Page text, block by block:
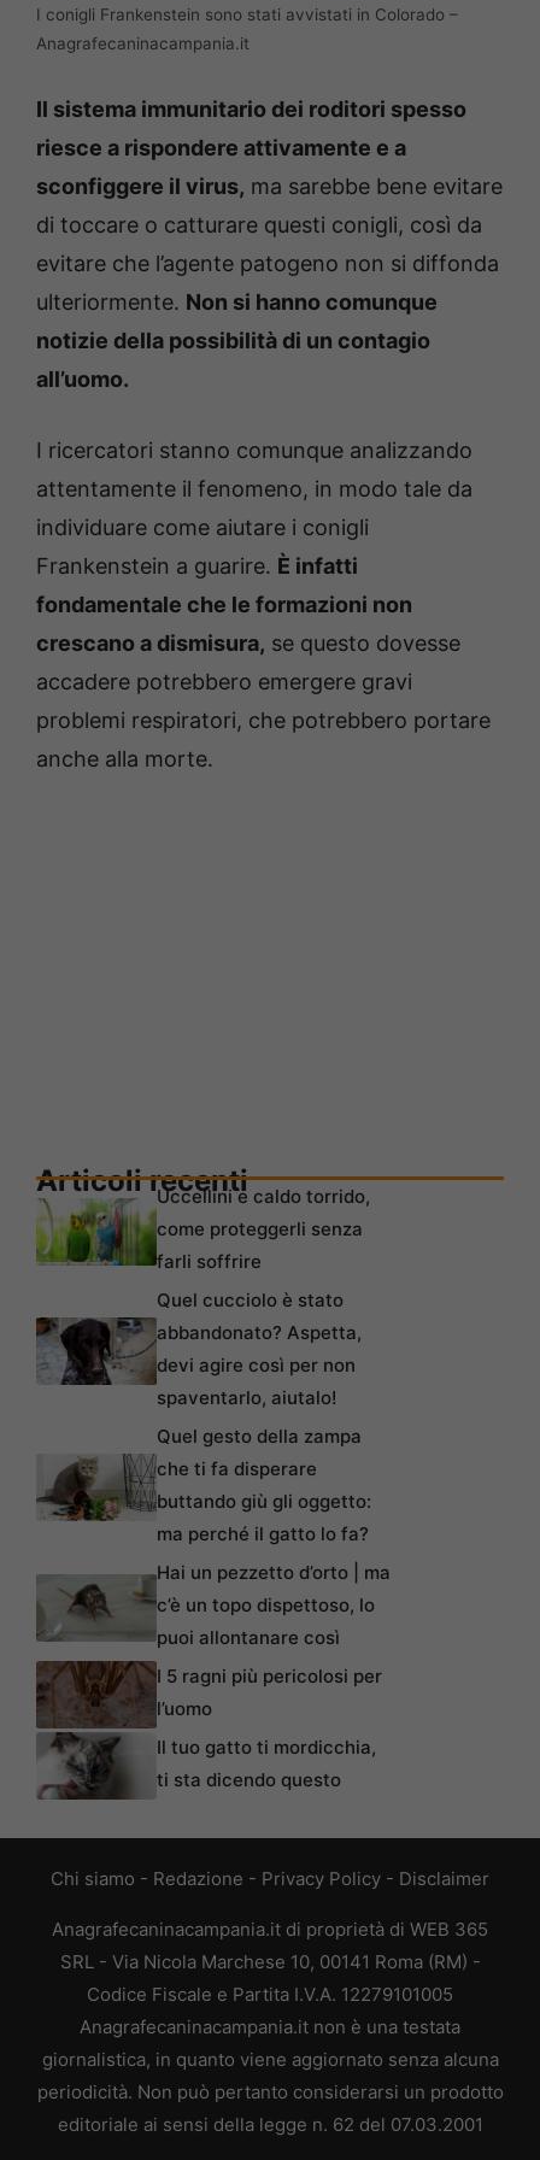
I conigli Frankenstein sono stati avvistati in Colorado –
Anagrafecaninacampania.it
Il sistema immunitario dei roditori spesso
riesce a rispondere attivamente e a
sconfiggere il virus, ma sarebbe bene evitare
di toccare o catturare questi conigli, così da
evitare che l’agente patogeno non si diffonda
ulteriormente. Non si hanno comunque
notizie della possibilità di un contagio
all’uomo.
I ricercatori stanno comunque analizzando
attentamente il fenomeno, in modo tale da
individuare come aiutare i conigli
Frankenstein a guarire. È infatti
fondamentale che le formazioni non
crescano a dismisura, se questo dovesse
accadere potrebbero emergere gravi
problemi respiratori, che potrebbero portare
anche alla morte.
Articoli recentiUccellini e caldo torrido,
come proteggerli senza
farli soffrire
Quel cucciolo è stato
abbandonato? Aspetta,
devi agire così per non
spaventarlo, aiutalo!
Quel gesto della zampa
che ti fa disperare
buttando giù gli oggetto:
ma perché il gatto lo fa?
Hai un pezzetto d’orto | ma
c’è un topo dispettoso, lo
puoi allontanare così
I 5 ragni più pericolosi per
l’uomo
Il tuo gatto ti mordicchia,
ti sta dicendo questo
Chi siamo - Redazione - Privacy Policy - Disclaimer
Anagrafecaninacampania.it di proprietà di WEB 365
SRL - Via Nicola Marchese 10, 00141 Roma (RM) -
Codice Fiscale e Partita I.V.A. 12279101005
Anagrafecaninacampania.it non è una testata
giornalistica, in quanto viene aggiornato senza alcuna
periodicità. Non può pertanto considerarsi un prodotto
editoriale ai sensi della legge n. 62 del 07.03.2001